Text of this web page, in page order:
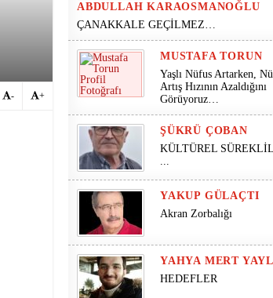
+
-
ABDULLAH KARAOSMANOĞLU
ÇANAKKALE GEÇİLMEZ…
MUSTAFA TORUN
Yaşlı Nüfus Artarken,
Artış Hızının Azaldığını
Görüyoruz…
ŞÜKRÜ ÇOBAN
KÜLTÜREL
...
YAKUP GÜLAÇTI
Akran Zorbalığı
YAHYA MERT
HEDEFLER